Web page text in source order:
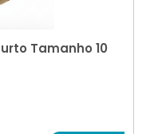
Tamanho 10